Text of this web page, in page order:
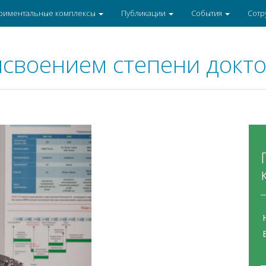
комплексы Публикации События
степени